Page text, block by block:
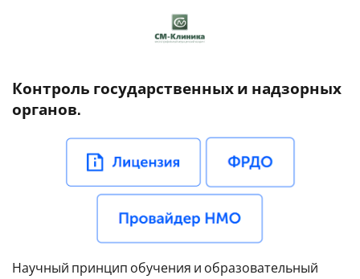
Контроль государственных и надзорных
органов.
Научный принцип обучения и образовательный